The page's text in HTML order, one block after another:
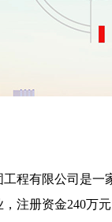
程有限公司是一
注册资金240万